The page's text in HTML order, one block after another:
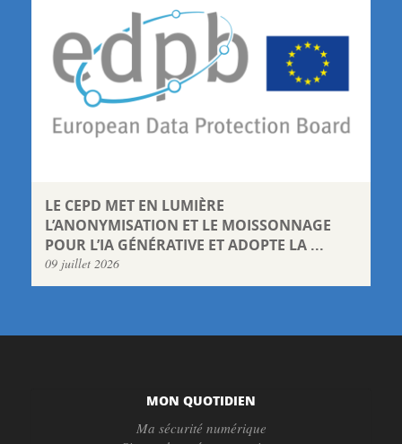
LE CEPD MET EN LUMIÈRE
L’ANONYMISATION ET LE MOISSONNAGE
POUR L’IA GÉNÉRATIVE ET ADOPTE LA ...
09 juillet 2026
MON QUOTIDIEN
Ma sécurité numérique